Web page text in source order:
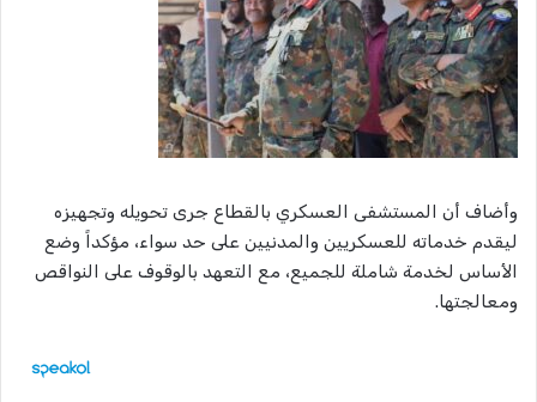
وأضاف أن المستشفى العسكري بالقطاع جرى تحويله وتجهيزه
ليقدم خدماته للعسكريين والمدنيين على حد سواء، مؤكداً وضع
الأساس لخدمة شاملة للجميع، مع التعهد بالوقوف على النواقص
ومعالجتها.